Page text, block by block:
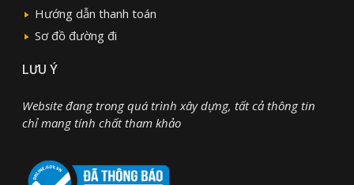
Hướng dẫn thanh toán
Sơ đồ đường đi
LƯU Ý
Website đang trong quá trình xây dựng, tất cả thông tin
chỉ mang tính chất tham khảo